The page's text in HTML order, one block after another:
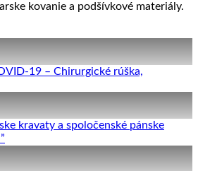
kovanie a podšívkové materiály.
19 – Chirurgické rúška,
kravaty a spoločenské pánske